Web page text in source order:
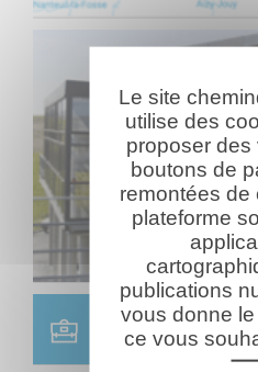
Scolaire
Réservation &
Le site
utilise des
proposer des
boutons de
remontées de
plateforme
publications
vous donne
ce vous